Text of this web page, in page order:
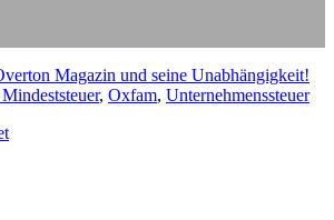
Magazin und seine Unabhängigkeit!
, Oxfam, Unternehmenssteuer